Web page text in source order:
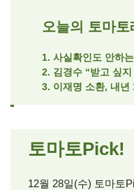
오늘의 토마토
1. 사실확인도 안하
2. 김경수 “받고 싶
3. 이재명 소환, 내년
토마토Pick!
12월 28일(수) 토마토